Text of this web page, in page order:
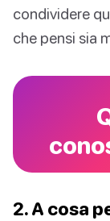
condividere
che pensi sia
2. A cosa